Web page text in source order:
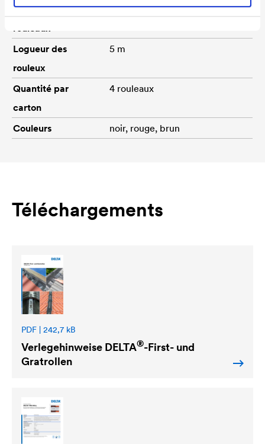
Largeur des
240 mm, 310 mm, 380 mm
Logueur des
rouleux
5 m
Quantité par
carton
4 rouleaux
Couleurs noir, rouge, brun
Téléchargements
PDF | 242,7 kB
Verlegehinweise DELTA®-First- und
Gratrollen